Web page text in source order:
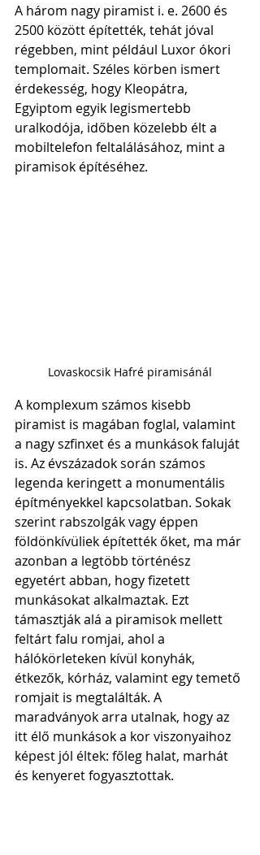
A három nagy piramist i. e. 2600 és
2500 között építették, tehát jóval
régebben, mint például Luxor ókori
templomait. Széles körben ismert
érdekesség, hogy Kleopátra,
Egyiptom egyik legismertebb
uralkodója, időben közelebb élt a
mobiltelefon feltalálásához, mint a
piramisok építéséhez.
Lovaskocsik Hafré piramisánál
A komplexum számos kisebb
piramist is magában foglal, valamint
a nagy szfinxet és a munkások faluját
is. Az évszázadok során számos
legenda keringett a monumentális
építményekkel kapcsolatban. Sokak
szerint rabszolgák vagy éppen
földönkívüliek építették őket, ma már
azonban a legtöbb történész
egyetért abban, hogy fizetett
munkásokat alkalmaztak. Ezt
támasztják alá a piramisok mellett
feltárt falu romjai, ahol a
hálókörleteken kívül konyhák,
étkezők, kórház, valamint egy temető
romjait is megtalálták. A
maradványok arra utalnak, hogy az
itt élő munkások a kor viszonyaihoz
képest jól éltek: főleg halat, marhát
és kenyeret fogyasztottak.